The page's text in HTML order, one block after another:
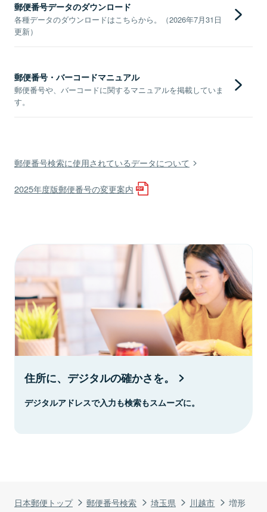
日本郵便トップ 郵便番号検索 埼玉県 川越市 増形
郵便番号データのダウンロード
各種データのダウンロードはこちらから。（2026年7月31日
更新）
郵便番号・バーコードマニュアル
郵便番号や、バーコードに関するマニュアルを掲載していま
す。
郵便番号検索に使用されているデータについて
2025年度版郵便番号の変更案内
住所に、デジタルの確かさを。
デジタルアドレスで入力も検索もスムーズに。